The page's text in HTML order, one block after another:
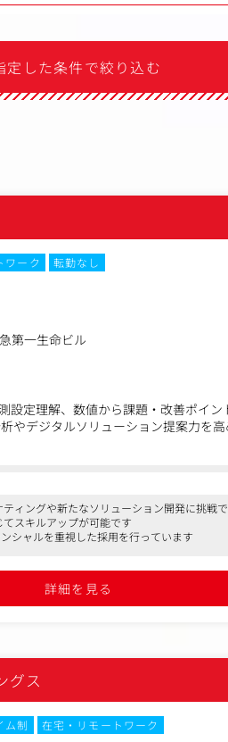
定した条件で絞り込む
ワーク
転勤なし
第一生命ビル
設定理解、数値から課題・改善ポイ
やデジタルソリューション提案力を高
サイトのアクセス解析、主要指標の
リガー等の仕組み理解、計測設定の補
分かりやすく整理し、レポートや説明
等を想定した指標整理、ダッシュ
タルツールやLLM活用の試行、課題に
ューション開発のアイデアやサポート
参加し、GA4の基本操作、主要指標
設定の補助、改善ポイントの整理、説
ィングや新たなソリューション開発に挑戦
スキルアップが可能です
シャルを重視した採用を行っています
詳細を見る
グス
ム制
在宅・リモートワーク